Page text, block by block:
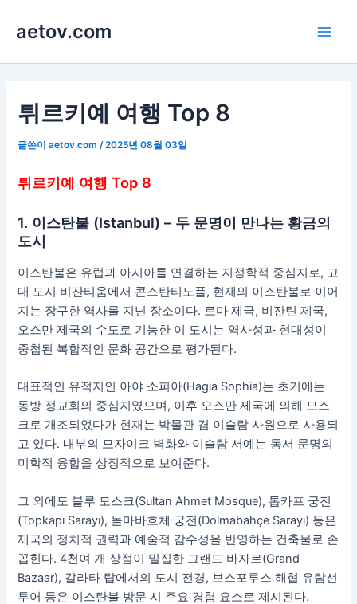
로
aetov.com
튀르키예 여행 Top 8
글쓴이aetov.com /2025년 08월 03일
튀르키예 여행 Top 8
1. 이스탄불 (Istanbul) – 두 문명이 만나는 황금의
도시
이스탄불은 유럽과 아시아를 연결하는 지정학적 중심지로, 고
대 도시 비잔티움에서 콘스탄티노플, 현재의 이스탄불로 이어
지는 장구한 역사를 지닌 장소이다. 로마 제국, 비잔틴 제국,
오스만 제국의 수도로 기능한 이 도시는 역사성과 현대성이
중첩된 복합적인 문화 공간으로 평가된다.
대표적인 유적지인 아야 소피아(Hagia Sophia)는 초기에는
동방 정교회의 중심지였으며, 이후 오스만 제국에 의해 모스
크로 개조되었다가 현재는 박물관 겸 이슬람 사원으로 사용되
고 있다. 내부의 모자이크 벽화와 이슬람 서예는 동서 문명의
미학적 융합을 상징적으로 보여준다.
그 외에도 블루 모스크(Sultan Ahmet Mosque), 톱카프 궁전
(Topkapı Sarayı), 돌마바흐체 궁전(Dolmabahçe Sarayı) 등은
제국의 정치적 권력과 예술적 감수성을 반영하는 건축물로 손
꼽힌다. 4천여 개 상점이 밀집한 그랜드 바자르(Grand
Bazaar), 갈라타 탑에서의 도시 전경, 보스포루스 해협 유람선
투어 등은 이스탄불 방문 시 주요 경험 요소로 제시된다.